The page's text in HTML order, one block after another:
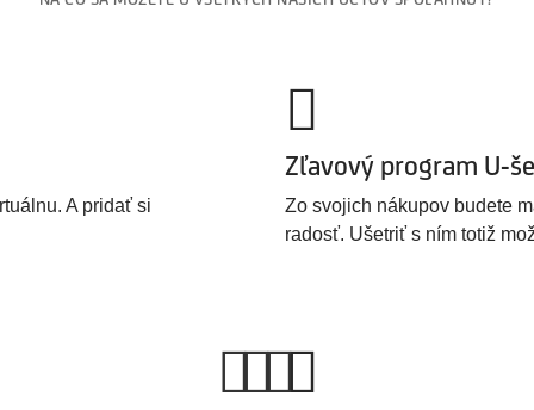
A pridať si
Zľavový program U-
Zo svojich nákupov budete
radosť. Ušetriť s ním totiž